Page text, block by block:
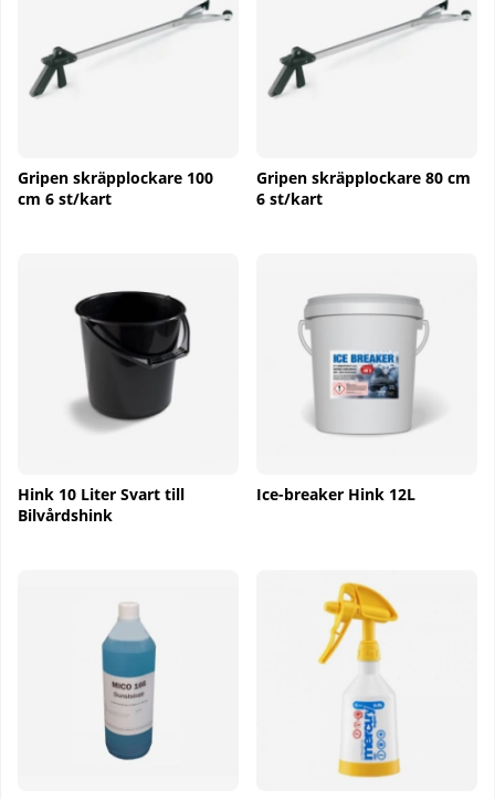
Gripen skräpplockare 100
cm 6 st/kart
Gripen skräpplockare 80 cm
6 st/kart
Hink 10 Liter Svart till
Bilvårdshink
Ice-breaker Hink 12L